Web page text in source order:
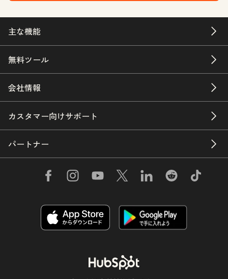
主な機能
無料ツール
会社情報
カスタマー向けサポート
パートナー